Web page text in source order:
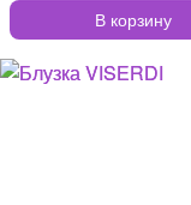
В корзину